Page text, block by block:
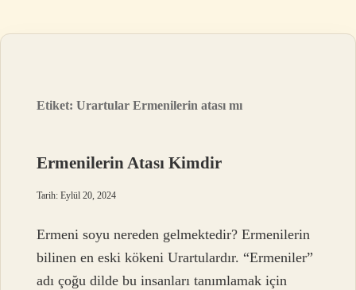
Etiket:Urartular Ermenilerin atası mı
Ermenilerin Atası Kimdir
Tarih: Eylül 20, 2024
Ermeni soyu nereden gelmektedir? Ermenilerin
bilinen en eski kökeni Urartulardır. “Ermeniler”
adı çoğu dilde bu insanları tanımlamak için